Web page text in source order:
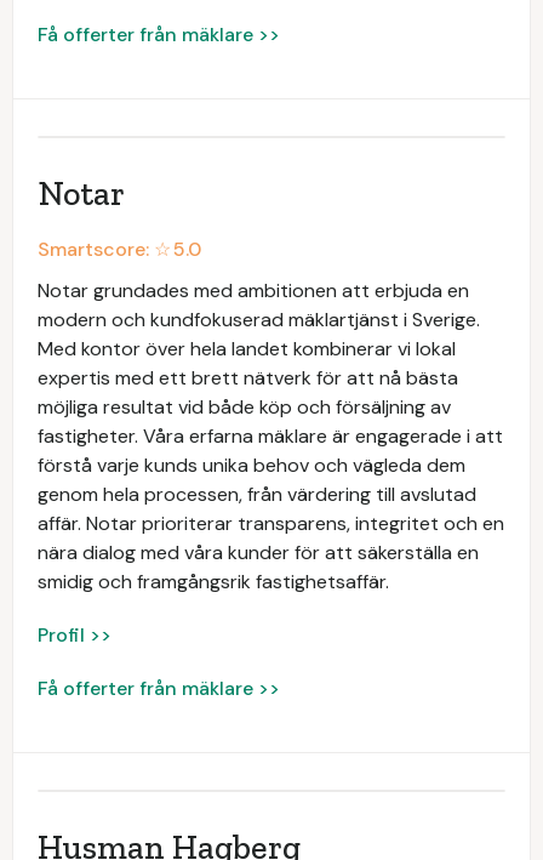
Få offerter från mäklare >>
Notar
Smartscore: ☆5.0
Notar grundades med ambitionen att erbjuda en
modern och kundfokuserad mäklartjänst i Sverige.
Med kontor över hela landet kombinerar vi lokal
expertis med ett brett nätverk för att nå bästa
möjliga resultat vid både köp och försäljning av
fastigheter. Våra erfarna mäklare är engagerade i att
förstå varje kunds unika behov och vägleda dem
genom hela processen, från värdering till avslutad
affär. Notar prioriterar transparens, integritet och en
nära dialog med våra kunder för att säkerställa en
smidig och framgångsrik fastighetsaffär.
Profil >>
Få offerter från mäklare >>
Husman Hagberg